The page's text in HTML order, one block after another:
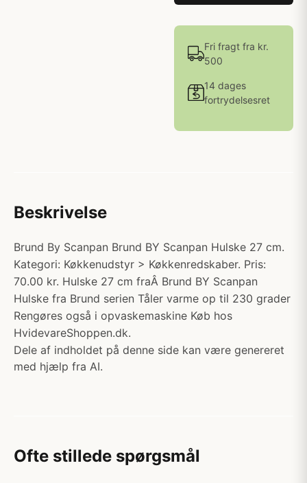
Fri fragt fra kr.
500
14 dages
fortrydelsesret
Beskrivelse
Brund By Scanpan Brund BY Scanpan Hulske 27 cm.
Kategori: Køkkenudstyr > Køkkenredskaber. Pris:
70.00 kr. Hulske 27 cm fraÂ Brund BY Scanpan
Hulske fra Brund serien Tåler varme op til 230 grader
Rengøres også i opvaskemaskine Køb hos
HvidevareShoppen.dk.
Dele af indholdet på denne side kan være genereret
med hjælp fra AI.
Ofte stillede spørgsmål